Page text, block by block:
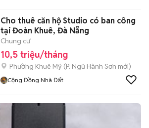
Cho thuê căn hộ Studio có ban công
tại Đoàn Khuê, Đà Nẵng
Chung cư
10,5 triệu/tháng
Phường Khuê Mỹ (P. Ngũ Hành Sơn mới)
Cộng Đồng Nhà Đất